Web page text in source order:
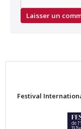
Festival